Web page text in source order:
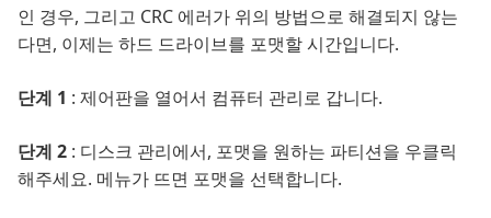
인 경우, 그리고 CRC 에러가 위의 방법으로 해결되지 않는
다면, 이제는 하드 드라이브를 포맷할 시간입니다.
단계 1 : 제어판을 열어서 컴퓨터 관리로 갑니다.
단계 2 : 디스크 관리에서, 포맷을 원하는 파티션을 우클릭
해주세요. 메뉴가 뜨면 포맷을 선택합니다.